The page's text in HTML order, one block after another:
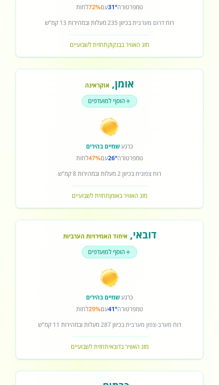
טמפרטורה31°עם72%לחות
רוח דרום מערביתבכיוון 235מעלות ובמהירות 13 קמ"ש
מזג האוויר בבנקוקתחזית לשבועיים
אומן, אוקראינה
הוסף למועדפים
כרגעשמיים בהירים
טמפרטורה26°עם47%לחות
רוחצפוניתבכיוון2מעלות ובמהירות8קמ"ש
מזג האוויר באומןתחזית לשבועיים
דובאי, איחוד האמירויות הערביות
הוסף למועדפים
כרגעשמיים בהירים
טמפרטורה41°עם29%לחות
רוח מערב-צפון מערביתבכיוון287מעלות ובמהירות 11 קמ"ש
מזג האוויר בדובאיתחזית לשבועיים